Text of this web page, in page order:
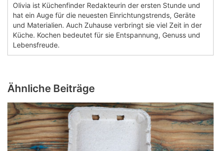
Olivia ist Küchenfinder Redakteurin der ersten Stunde und
hat ein Auge für die neuesten Einrichtungstrends, Geräte
und Materialien. Auch Zuhause verbringt sie viel Zeit in der
Küche. Kochen bedeutet für sie Entspannung, Genuss und
Lebensfreude.
Ähnliche Beiträge